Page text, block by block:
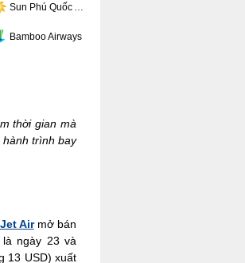
Sun Phú Quốc Airways
Bamboo Airways
thời gian mà
hành trình bay
Airmở bán
ngày 23 và
13 USD) xuất